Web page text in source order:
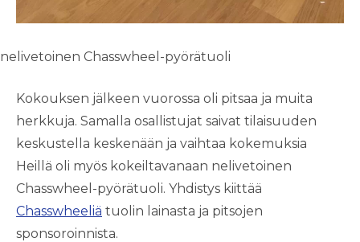
nelivetoinen Chasswheel-pyörätuoli
Kokouksen jälkeen vuorossa oli pitsaa ja muita
herkkuja. Samalla osallistujat saivat tilaisuuden
keskustella keskenään ja vaihtaa kokemuksia
Heillä oli myös kokeiltavanaan nelivetoinen
Chasswheel-pyörätuoli. Yhdistys kiittää
Chasswheeliä tuolin lainasta ja pitsojen
sponsoroinnista.